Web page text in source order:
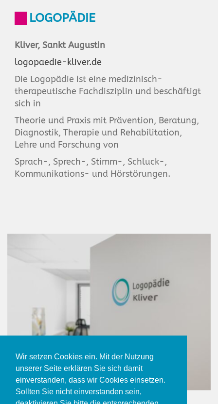
Wir setzen Cookies ein. Mit der Nutzung
unserer Seite erklären Sie sich damit
einverstanden, dass wir Cookies einsetzen.
Sollten Sie nicht einverstanden sein,
LOGOPÄDIE
Kliver, Sankt Augustin
logopaedie-kliver.de
Die Logopädie ist eine medizinisch-
therapeutische Fachdisziplin und beschäftigt
sich in
Theorie und Praxis mit Prävention, Beratung,
Diagnostik, Therapie und Rehabilitation,
Lehre und Forschung von
Sprach-, Sprech-, Stimm-, Schluck-,
Kommunikations- und Hörstörungen.